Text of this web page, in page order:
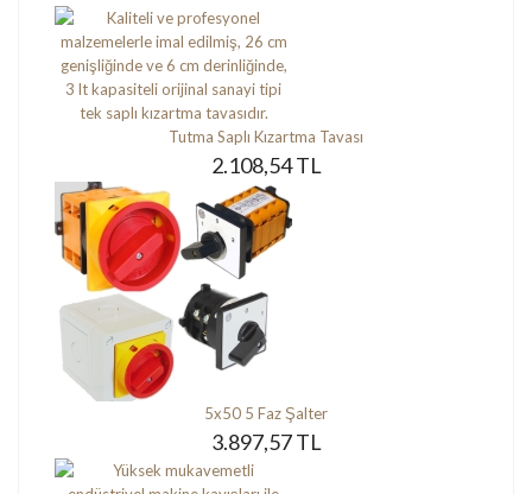
Tutma Saplı Kızartma Tavası
2.108,54 TL
5x50 5 Faz Şalter
3.897,57 TL